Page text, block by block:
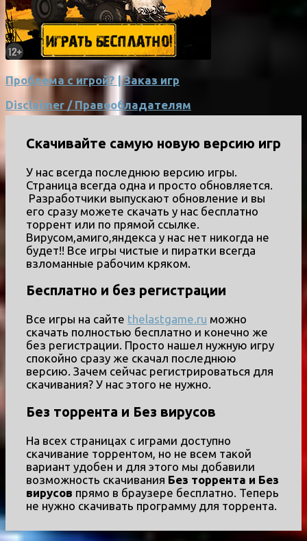
Проблема с игрой? | Заказ игр
Disclaimer / Правообладателям
Скачивайте самую новую версию игр
У нас всегда последнюю версию игры.
Страница всегда одна и просто обновляется.
Разработчики выпускают обновление и вы
его сразу можете скачать у нас бесплатно
торрент или по прямой ссылке.
Вирусом,амиго,яндекса у нас нет никогда не
будет!! Все игры чистые и пиратки всегда
взломанные рабочим кряком.
Бесплатно и без регистрации
Все игры на сайте thelastgame.ru можно
скачать полностью бесплатно и конечно же
без регистрации. Просто нашел нужную игру
спокойно сразу же скачал последнюю
версию. Зачем сейчас регистрироваться для
скачивания? У нас этого не нужно.
Без торрента и Без вирусов
На всех страницах с играми доступно
скачивание торрентом, но не всем такой
вариант удобен и для этого мы добавили
возможность скачивания Без торрента и Без
вирусов прямо в браузере бесплатно. Теперь
не нужно скачивать программу для торрента.